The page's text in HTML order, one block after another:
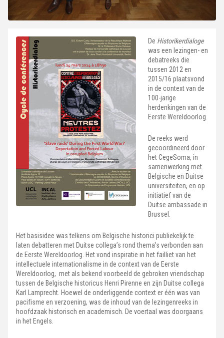
De Historikerdialoge
was een lezingen- en
debatreeks die
tussen 2012 en
2015/16 plaatsvond
in de context van de
100-jarige
herdenkingen van de
Eerste Wereldoorlog.
De reeks werd
gecoördineerd door
het CegeSoma, in
samenwerking met
Belgische en Duitse
universiteiten, en op
initiatief van de
Duitse ambassade in
Brussel.
Het basisidee was telkens om Belgische historici publiekelijk te
laten debatteren met Duitse collega’s rond thema’s verbonden aan
de Eerste Wereldoorlog. Het vond inspiratie in het failliet van het
intellectuele internationalisme in de context van de Eerste
Wereldoorlog, met als bekend voorbeeld de gebroken vriendschap
tussen de Belgische historicus Henri Pirenne en zijn Duitse collega
Karl Lamprecht. Hoewel de onderliggende context er één was van
pacifisme en verzoening, was de inhoud van de lezingenreeks in
hoofdzaak historisch en academisch. De voertaal was doorgaans
in het Engels.